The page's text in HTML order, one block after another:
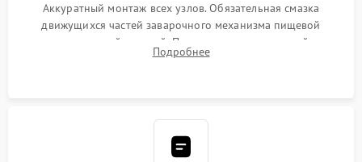
Аккуратный монтаж всех узлов. Обязательная смазка
движущихся частей заварочного механизма пищевой
силиконовой смазкой. Проведение программной
декальцинации и очистки системы от кофейных масел.
Подробнее